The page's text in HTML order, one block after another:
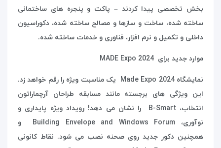
بخش تخصصی پیدا کردند – پاکت و پنجره های ساختمانی
ساخته شده، ساخت و سازها و مصالح ساخته شده، دکوراسیون
داخلی و تکمیل و نرم افزار، فناوری و خدمات ساخته شده.
موارد جدید برای MADE Expo 2024
نمایشگاه 2024 Made Expo یک مناسبت ویژه را رقم خواهد زد.
این ویژگی های برجسته مانند مسابقه طراحان آرچماراتون
انتخاب، B-Smart را نشان می دهد! رویداد ویژه پایداری و
نوآوری، Building Envelope and Windows Forum و
همچنین دکور جدید روی صحنه نصب می شود. نقاط کانونی